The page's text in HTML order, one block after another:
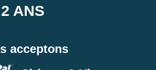
2 ANS
acceptons